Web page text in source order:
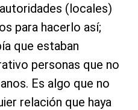
(locales)
para hacerlo así;
que estaban
personas que no
Es algo que no
relación que haya